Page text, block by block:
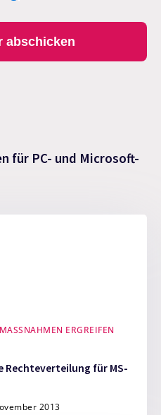
für PC- und Microsoft-
ERGREIFEN (
Rechteverteilung für MS-
2013